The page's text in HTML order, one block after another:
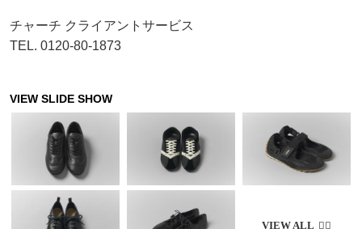
チャーチ クライアントサービス
TEL. 0120-80-1873